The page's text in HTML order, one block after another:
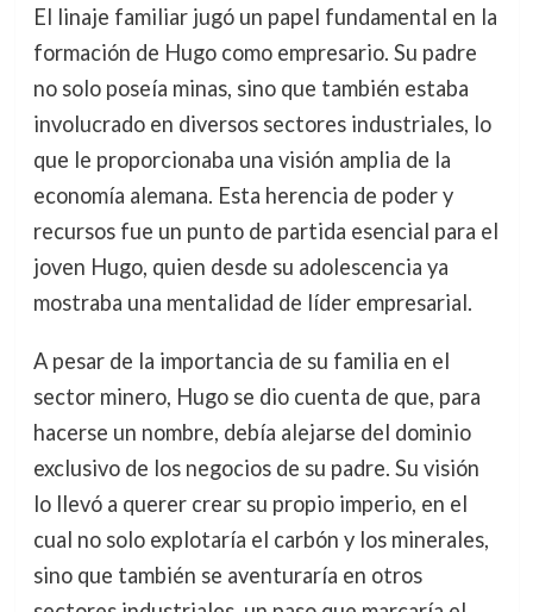
El linaje familiar jugó un papel fundamental en la
formación de Hugo como empresario. Su padre
no solo poseía minas, sino que también estaba
involucrado en diversos sectores industriales, lo
que le proporcionaba una visión amplia de la
economía alemana. Esta herencia de poder y
recursos fue un punto de partida esencial para el
joven Hugo, quien desde su adolescencia ya
mostraba una mentalidad de líder empresarial.
A pesar de la importancia de su familia en el
sector minero, Hugo se dio cuenta de que, para
hacerse un nombre, debía alejarse del dominio
exclusivo de los negocios de su padre. Su visión
lo llevó a querer crear su propio imperio, en el
cual no solo explotaría el carbón y los minerales,
sino que también se aventuraría en otros